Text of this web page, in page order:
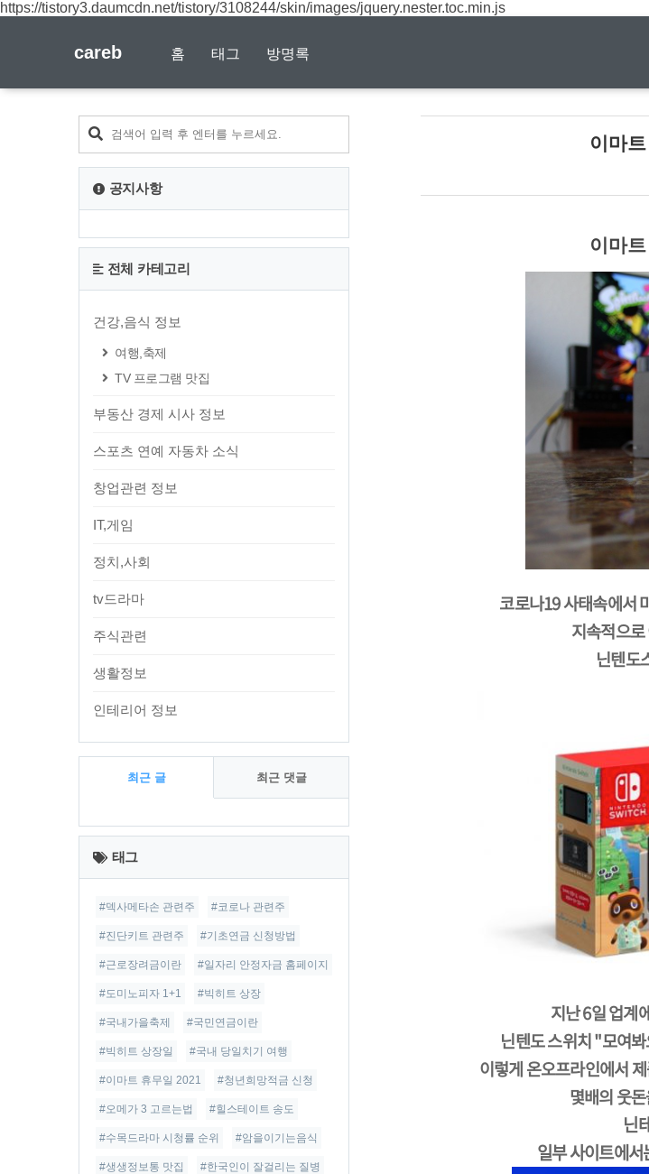
https://tistory3.daumcdn.net/tistory/3108244/skin/images/jquery.nester.toc.min.js
careb 홈 태그 방명록
이마
이마
코로나19 사태속에서
지속적으
닌텐도
지난 6일 업계
닌텐도 스위치 "모여
이렇게 온오프라인에서
몇배의 웃
닌
일부 사이트에
공지사항
전체 카테고리
건강,음식 정보
여행,축제
TV 프로그램 맛집
부동산 경제 시사 정보
스포츠 연예 자동차 소식
창업관련 정보
IT,게임
정치,사회
tv드라마
주식관련
생활정보
인테리어 정보
최근 글 최근 댓글
최
근
글
태그
#덱사메타손 관련주 #코로나 관련주
#진단키트 관련주 #기초연금 신청방법
#근로장려금이란 #일자리 안정자금 홈페이지
#도미노피자 1+1 #빅히트 상장
#국내가을축제 #국민연금이란
#빅히트 상장일 #국내 당일치기 여행
#이마트 휴무일 2021 #청년희망적금 신청
#오메가 3 고르는법 #힐스테이트 송도
#수목드라마 시청률 순위 #암을이기는음식
#생생정보통 맛집 #한국인이 잘걸리는 질병